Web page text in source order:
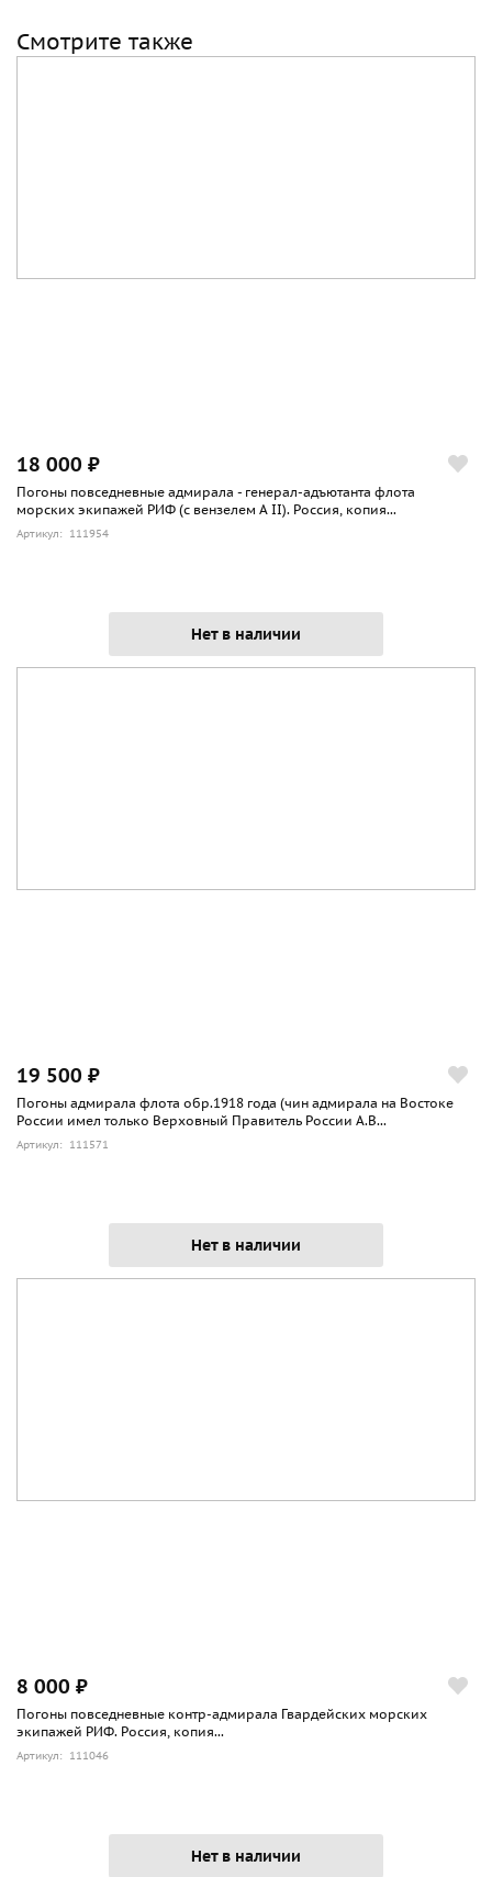
Смотрите также
18 000 ₽
Погоны повседневные адмирала - генерал-адъютанта флота
морских экипажей РИФ (с вензелем А II). Россия, копия...
Артикул: 111954
Нет в наличии
19 500 ₽
Погоны адмирала флота обр.1918 года (чин адмирала на Востоке
России имел только Верховный Правитель России А.В...
Артикул: 111571
Нет в наличии
8 000 ₽
Погоны повседневные контр-адмирала Гвардейских морских
экипажей РИФ. Россия, копия...
Артикул: 111046
Нет в наличии